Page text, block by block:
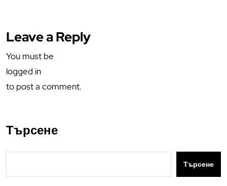
Leave a Reply
You must be
logged in
to post a comment.
Търсене
Търсене